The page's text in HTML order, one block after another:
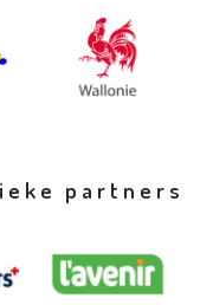
partners